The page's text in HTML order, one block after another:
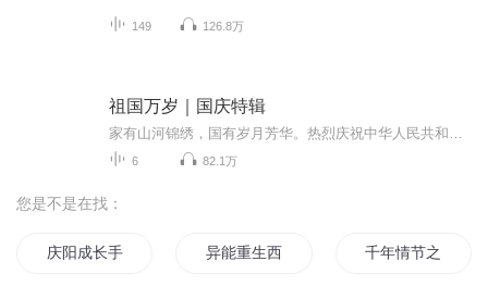
149 126.8万
祖国万岁｜国庆特辑
6 82.1万
您是不是在找：
庆阳成长手札 异能重生西门庆 千年情节之三生